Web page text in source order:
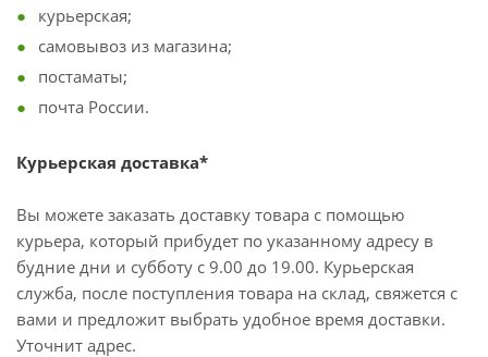
курьерская;
самовывоз из магазина;
постаматы;
почта России.
Курьерская доставка*
Вы можете заказать доставку товара с помощью
курьера, который прибудет по указанному адресу в
будние дни и субботу с 9.00 до 19.00. Курьерская
служба, после поступления товара на склад, свяжется с
вами и предложит выбрать удобное время доставки.
Уточнит адрес.